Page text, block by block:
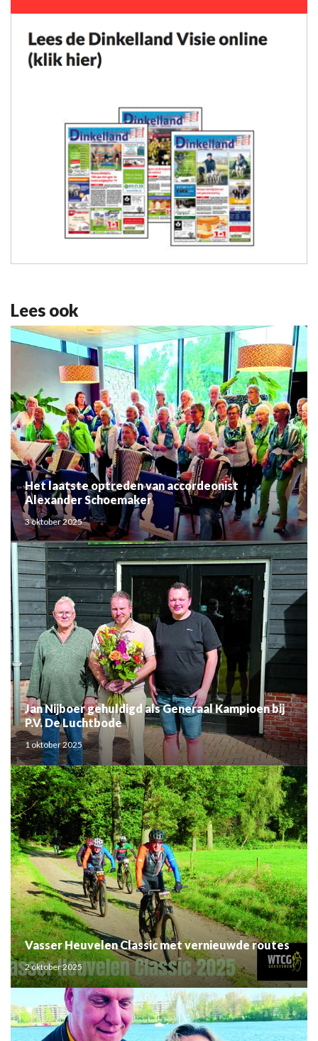
Lees ook
Het laatste optreden van accordeonist
Alexander Schoemaker
3 oktober 2025
Jan Nijboer gehuldigd als Generaal Kampioen bij
P.V. De Luchtbode
1 oktober 2025
Vasser Heuvelen Classic met vernieuwde routes
2 oktober 2025